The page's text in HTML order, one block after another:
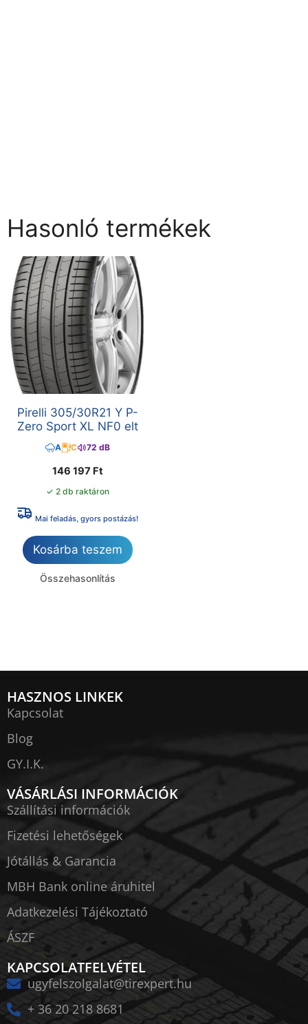
Hasonló termékek
Pirelli 305/30R21 Y P-
Zero Sport XL NF0 elt
A C 72 dB
146 197 Ft
✓ 2 db raktáron
Mai feladás, gyors postázás!
Kosárba teszem
Összehasonlítás
HASZNOS LINKEK
Kapcsolat
Blog
GY.I.K.
VÁSÁRLÁSI INFORMÁCIÓK
Szállítási információk
Fizetési lehetőségek
Jótállás & Garancia
MBH Bank online áruhitel
Adatkezelési Tájékoztató
ÁSZF
KAPCSOLATFELVÉTEL
ugyfelszolgalat@tirexpert.hu
+ 36 20 218 8681